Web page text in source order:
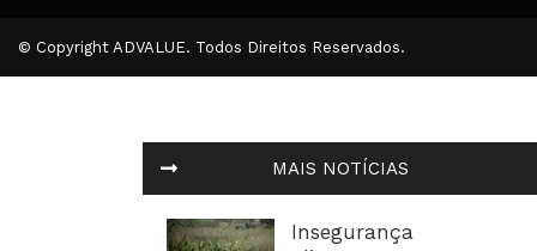
MAIS NOTÍCIAS
Insegurança
© Copyright ADVALUE. Todos Direitos Reservados.